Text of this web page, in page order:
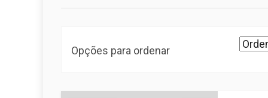
Opções para ordenar